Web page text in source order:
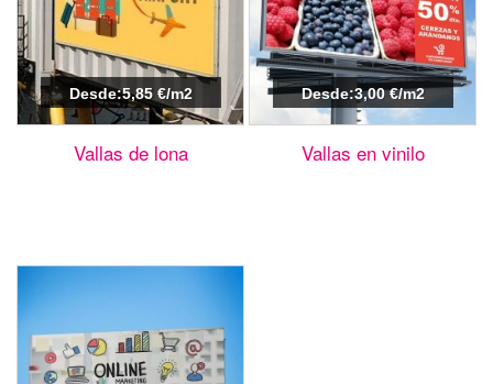
Desde:5,85 €/m2
Vallas de lona
Desde:3,00 €/m2
Vallas en vinilo